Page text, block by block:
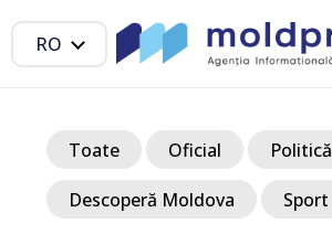
RO
Toate Oficial Politică
Descoperă Moldova Sport